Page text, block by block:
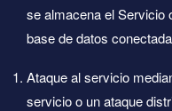
se almacena el Servicio
base de datos
Ataque al servicio
servicio o un ataque